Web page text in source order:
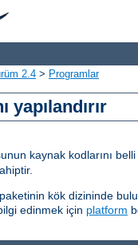
2.4 > Programlar
yapılandırır
kaynak kodlarını
kök dizininde
edinmek için platform